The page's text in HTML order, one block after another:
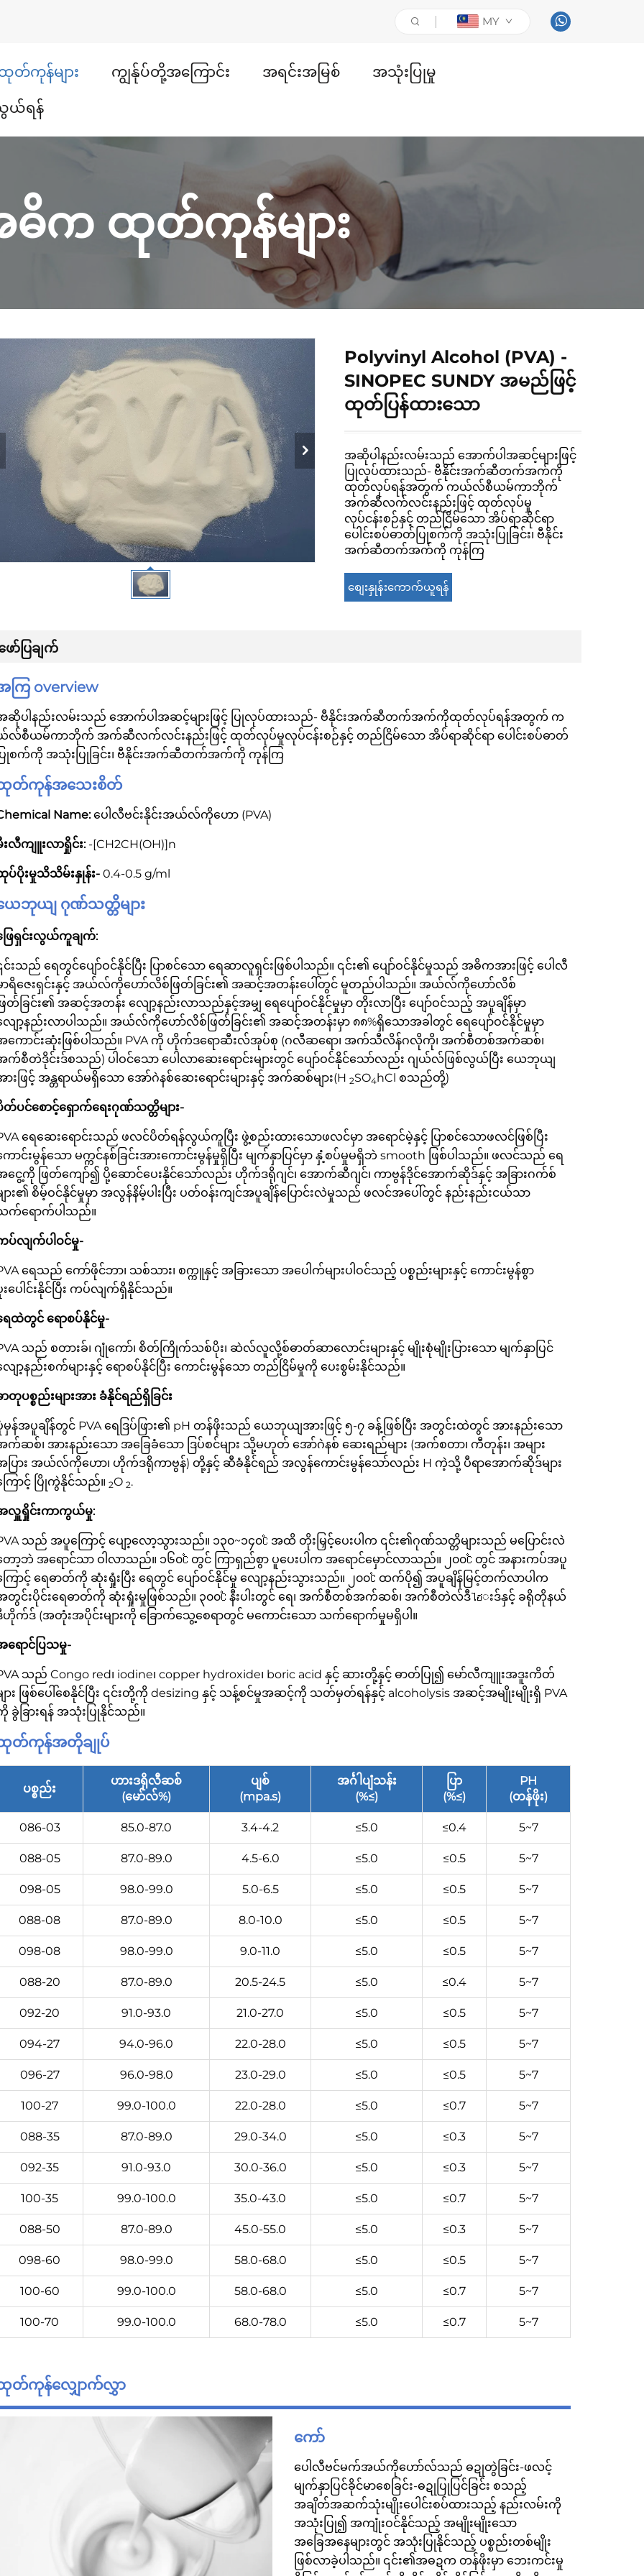
MY
တ်ကုန်များ ကျွန်ုပ်တို့အကြောင်း အရင်းအမြစ် အသုံးပြုမှု
ယ်ရန်
က ထုတ်ကုန်များ
Polyvinyl Alcohol (PVA) -
SINOPEC SUNDY အမည်ဖြင့်
ထုတ်ပြန်ထားသော
အဆိုပါနည်းလမ်းသည် အောက်ပါအဆင့်များဖြင့်
ပြုလုပ်ထားသည်- ဗီနိုင်းအက်ဆီတက်အက်ကို
ထုတ်လုပ်ရန်အတွက် ကယ်လ်စီယမ်ကာဘိုက်
အက်ဆီလက်လင်းနည်းဖြင့် ထုတ်လုပ်မှု
လုပ်ငန်းစဉ်နှင့် တည်ငြိမ်သော အိပ်ရာဆိုင်ရာ
ပေါင်းစပ်ဓာတ်ပြုစက်ကို အသုံးပြုခြင်း၊ ဗီနိုင်း
အက်ဆီတက်အက်ကို ကုန်ကြ
စျေးနှုန်းကောက်ယူရန်
ော်ပြချက်
ကြ overview
ဆိုပါနည်းလမ်းသည် အောက်ပါအဆင့်များဖြင့် ပြုလုပ်ထားသည်- ဗီနိုင်းအက်ဆီတက်အက်ကိုထုတ်လုပ်ရန်အတွက် က
လ်စီယမ်ကာဘိုက် အက်ဆီလက်လင်းနည်းဖြင့် ထုတ်လုပ်မှုလုပ်ငန်းစဉ်နှင့် တည်ငြိမ်သော အိပ်ရာဆိုင်ရာ ပေါင်းစပ်ဓာတ်
ြုစက်ကို အသုံးပြုခြင်း၊ ဗီနိုင်းအက်ဆီတက်အက်ကို ကုန်ကြ
တ်ကုန်အသေးစိတ်
Name:ပေါလီဗင်းနိုင်းအယ်လ်ကိုဟော (PVA)
းလီကျူးလာရှိုင်း: -[CH2CH(OH)]n
ပ်ပိုးမှုသိသိမ်းနှုန်း- 0.4-0.5 g/ml
ေဘုယျ ဂုဏ်သတ္တိများ
ြေရှင်းလွယ်ကူချက်:
င်းသည် ရေတွင်ပျော်ဝင်နိုင်ပြီး ပြာစင်သော ရေဆာလူရှင်းဖြစ်ပါသည်။ ၎င်း၏ ပျော်ဝင်နိုင်မှုသည် အဓိကအားဖြင့် ပေါလီ
ာရိဇေးရှင်းနှင့် အယ်လ်ကိုဟော်လိစ်ဖြတ်ခြင်း၏ အဆင့်အတန်းပေါ်တွင် မူတည်ပါသည်။ အယ်လ်ကိုဟော်လိစ်
ြတ်ခြင်း၏ အဆင့်အတန်း လျော့နည်းလာသည်နှင့်အမျှ ရေပျော်ဝင်နိုင်မှုမှာ တိုးလာပြီး ပျော်ဝင်သည့် အပူချိန်မှာ
ျော့နည်းလာပါသည်။ အယ်လ်ကိုဟော်လိစ်ဖြတ်ခြင်း၏ အဆင့်အတန်းမှာ ၈၈%ရှိသောအခါတွင် ရေပျော်ဝင်နိုင်မှုမှာ
ကောင်းဆုံးဖြစ်ပါသည်။ PVA ကို ဟိုက်ဒရောဆီးလ်အုပ်စု (ဂလီဆရော၊ အက်သီလိန်ဂလိုကို၊ အက်စီတစ်အက်ဆစ်၊
က်စီတဲဒိုင်းဒ်စသည်) ပါဝင်သော ပေါလာဆေးရောင်းများတွင် ပျော်ဝင်နိုင်သော်လည်း ဂျယ်လ်ဖြစ်လွယ်ပြီး ယေဘုယျ
ားဖြင့် အန္တရာယ်မရှိသော အော်ဂဲနစ်ဆေးရောင်းများနှင့် အက်ဆစ်များ(H 2SO4hCl စသည်တို့)
တ်ပင်စောင့်ရှောက်ရေးဂုဏ်သတ္တိများ-
ရေဆေးရောင်းသည် ဖလင်ပိတ်ရန်လွယ်ကူပြီး ဖွဲ့စည်းထားသောဖလင်မှာ အရောင်မဲ့နှင့် ပြာစင်သောဖလင်ဖြစ်ပြီး
ောင်းမွန်သော မက္ကင်နစ်ခြင်းအားကောင်းမွန်မှုရှိပြီး မျက်နှာပြင်မှာ နှံ့စပ်မှုမရှိဘဲ smooth ဖြစ်ပါသည်။ ဖလင်သည် ရေ
ငွေ့ကို ဖြတ်ကျော်၍ ပို့ဆောင်ပေးနိုင်သော်လည်း ဟိုက်ဒရိုဂျင်၊ အောက်ဆီဂျင်၊ ကာဗွန်ဒိုင်အောက်ဆိုဒ်နှင့် အခြားဂက်စ်
ျား၏ စိမ့်ဝင်နိုင်မှုမှာ အလွန်နိမ့်ပါးပြီး ပတ်ဝန်းကျင်အပူချိန်ပြောင်းလဲမှုသည် ဖလင်အပေါ်တွင် နည်းနည်းငယ်သာ
က်ရောက်ပါသည်။
ပ်လျက်ပါဝင်မှု-
ရေသည် ကော်ဖိုင်ဘာ၊ သစ်သား၊ စက္ကူနှင့် အခြားသော အပေါက်များပါဝင်သည့် ပစ္စည်းများနှင့် ကောင်းမွန်စွာ
းပေါင်းနိုင်ပြီး ကပ်လျက်ရှိနိုင်သည်။
ေထဲတွင် ရောစပ်နိုင်မှု-
သည် စတားခ်၊ ဂျုံကော်၊ စိတ်ကြိုက်သစ်ပိုး၊ ဆဲလ်လူလို့စ်ဓာတ်ဆာလောင်းများနှင့် မျိုးစုံမျိုးပြားသော မျက်နှာပြင်
ျော့နည်းစက်များနှင့် ရောစပ်နိုင်ပြီး ကောင်းမွန်သော တည်ငြိမ်မှုကို ပေးစွမ်းနိုင်သည်။
ာတုပစ္စည်းများအား ခံနိုင်ရည်ရှိခြင်း
မှန်အပူချိန်တွင် PVA ရေဒြပ်ဖြား၏ pH တန်ဖိုးသည် ယေဘုယျအားဖြင့် ၅-၇ ခန့်ဖြစ်ပြီး အတွင်းထဲတွင် အားနည်းသော
က်ဆစ်၊ အားနည်းသော အခြေခံသော ဒြပ်စင်များ သို့မဟုတ် အော်ဂဲနစ် ဆေးရည်များ (အက်စတာ၊ ကီတုန်း၊ အများ
ပြား အယ်လ်ကိုဟော၊ ဟိုက်ဒရိုကာဗွန်) တို့နှင့် ဆီခံနိုင်ရည် အလွန်ကောင်းမွန်သော်လည်း H ကဲ့သို့ ပီရာအောက်ဆိုဒ်များ
ြောင့် ပြိုကွဲနိုင်သည်။ 2O 2.
လှူရှိုင်းကာကွယ်မှု:
သည် အပူကြောင့် ပျော့လော့သွားသည်။ ၁၃၀~၁၄၀℃ အထိ တိုးမြှင့်ပေးပါက ၎င်း၏ဂုဏ်သတ္တိများသည် မပြောင်းလဲ
ော့ဘဲ အရောင်သာ ဝါလာသည်။ ၁၆၀℃ တွင် ကြာရှည်စွာ ပူပေးပါက အရောင်မှောင်လာသည်။ ၂၀၀℃ တွင် အနားကပ်အပူ
ြောင့် ရေဓာတ်ကို ဆုံးရှုံးပြီး ရေတွင် ပျော်ဝင်နိုင်မှု လျော့နည်းသွားသည်။ ၂၀၀℃ ထက်ပို၍ အပူချိန်မြင့်တက်လာပါက
တွင်းပိုင်းရေဓာတ်ကို ဆုံးရှုံးမှုဖြစ်သည်။ ၃၀၀℃ နီးပါးတွင် ရေ၊ အက်စီတစ်အက်ဆစ်၊ အက်စီတဲလ်ဒီไฮးဒ်နှင့် ခရိုတိုနယ်
ဟိုက်ဒ် (အတုံးအပိုင်းများကို ခြောက်သွေ့စေရာတွင် မကောင်းသော သက်ရောက်မှုမရှိပါ။
ရောင်ပြသမှု-
သည် Congo red၊ iodine၊ copper hydroxide၊ boric acid နှင့် ဆားတို့နှင့် ဓာတ်ပြု၍ မော်လီကျူးအဒူးကိတ်
ျား ဖြစ်ပေါ်စေနိုင်ပြီး ၎င်းတို့ကို desizing နှင့် သန့်စင်မှုအဆင့်ကို သတ်မှတ်ရန်နှင့် alcoholysis အဆင့်အမျိုးမျိုးရှိ PVA
ခွဲခြားရန် အသုံးပြုနိုင်သည်။
တ်ကုန်အတိုချုပ်
ပစ္စည်း
ဟားဒရိုလီဆစ်
(မော်လ်%)
ပျစ်
(mpa.s)
အင်္ဂါပျံသန်း
(%≤)
ပြာ
(%≤)
PH
(တန်ဖိုး)
086-03 85.0-87.0 3.4-4.2 ≤5.0 ≤0.4 5~7
088-05 87.0-89.0 4.5-6.0 ≤5.0 ≤0.5 5~7
098-05 98.0-99.0 5.0-6.5 ≤5.0 ≤0.5 5~7
088-08 87.0-89.0 8.0-10.0 ≤5.0 ≤0.5 5~7
098-08 98.0-99.0 9.0-11.0 ≤5.0 ≤0.5 5~7
088-20 87.0-89.0 20.5-24.5 ≤5.0 ≤0.4 5~7
092-20 91.0-93.0 21.0-27.0 ≤5.0 ≤0.5 5~7
094-27 94.0-96.0 22.0-28.0 ≤5.0 ≤0.5 5~7
096-27 96.0-98.0 23.0-29.0 ≤5.0 ≤0.5 5~7
100-27 99.0-100.0 22.0-28.0 ≤5.0 ≤0.7 5~7
088-35 87.0-89.0 29.0-34.0 ≤5.0 ≤0.3 5~7
092-35 91.0-93.0 30.0-36.0 ≤5.0 ≤0.3 5~7
100-35 99.0-100.0 35.0-43.0 ≤5.0 ≤0.7 5~7
088-50 87.0-89.0 45.0-55.0 ≤5.0 ≤0.3 5~7
098-60 98.0-99.0 58.0-68.0 ≤5.0 ≤0.5 5~7
100-60 99.0-100.0 58.0-68.0 ≤5.0 ≤0.7 5~7
100-70 99.0-100.0 68.0-78.0 ≤5.0 ≤0.7 5~7
တ်ကုန်လျှောက်လွှာ
ကော်
ပေါလီဗင်မက်အယ်ကိုဟော်လ်သည် ဓဍုတွဲခြင်း-ဖလင့်
မျက်နှာပြင်ခိုင်မာစေခြင်း-ဓဍုပြုပြင်ခြင်း စသည့်
အချိတ်အဆက်သုံးမျိုးပေါင်းစပ်ထားသည့် နည်းလမ်းကို
အသုံးပြု၍ အကျုံးဝင်နိုင်သည့် အမျိုးမျိုးသော
အခြေအနေများတွင် အသုံးပြုနိုင်သည့် ပစ္စည်းတစ်မျိုး
ဖြစ်လာခဲ့ပါသည်။ ၎င်း၏အဓဍက တန်ဖိုးမှာ ဘေးကင်းမှု